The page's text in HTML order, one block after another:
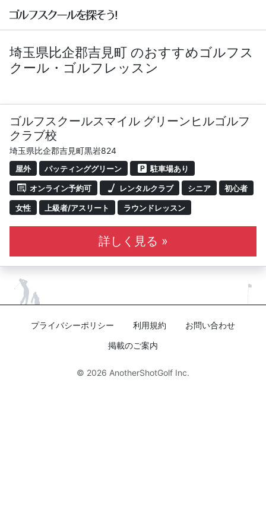
埼玉県比企郡吉見町 のおすすめゴルフス
クール・ゴルフレッスン
ゴルフスクールスマイル グリーンヒルゴルフ
クラブ校
埼玉県比企郡吉見町黒岩824
屋外 パッティンググリーン 駐車場あり
オンライン予約可 レンタルクラブ シニア 初心者
女性 上級者/アスリート ラウンドレッスン
詳しく見る »
プライバシーポリシー 利用規約
お問い合わせ
掲載のご案内
© 2026 AnotherShotGolf Inc.